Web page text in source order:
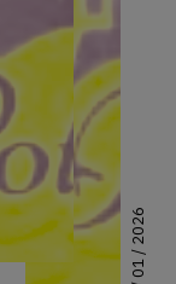
30 / 01 / 2026